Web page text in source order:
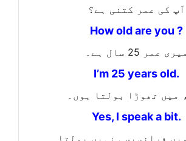
آپ کی عمر کتنی ہے؟
How old are you ?
میری عمر 25 سال ہے۔
I’m 25 years old.
میں تھوڑا بولتا ہوں۔
Yes, I speak a bit.
فرانسیسی نہیں بولتا۔